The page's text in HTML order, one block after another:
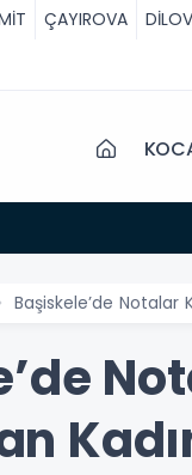
ÇAYIROVA
Başiskele’de Notalar